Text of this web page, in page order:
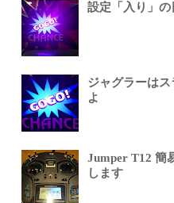
設定「入り」
ジャグラーは
よ
Jumper T12 簡
します